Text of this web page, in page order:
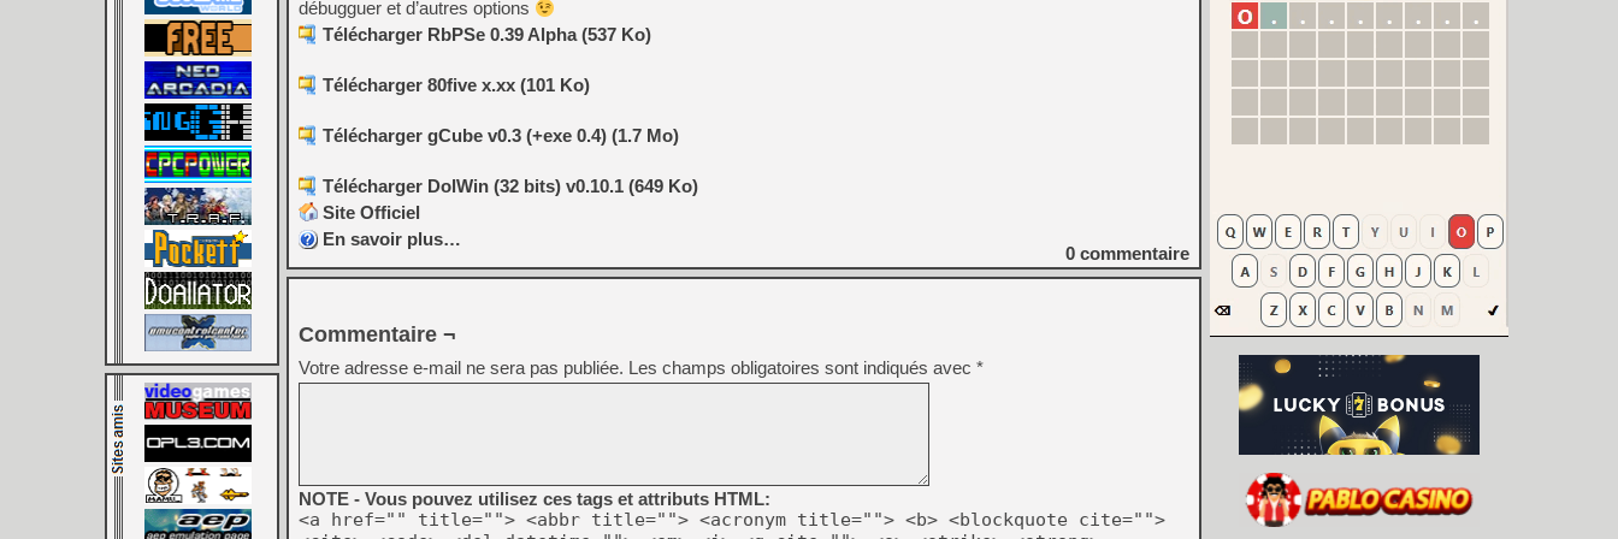
débugguer et d’autres options
Télécharger RbPSe 0.39 Alpha (537 Ko)
Télécharger 80five x.xx (101 Ko)
Télécharger gCube v0.3 (+exe 0.4) (1.7 Mo)
Télécharger DolWin (32 bits) v0.10.1 (649 Ko)
Site Officiel
En savoir plus…
0 commentaire
Commentaire ¬
Votre adresse e-mail ne sera pas publiée. Les champs obligatoires sont indiqués avec *
NOTE - Vous pouvez utilisez ces tags et attributs HTML:
<a href="" title=""> <abbr title=""> <acronym title=""> <b> <blockquote cite="">